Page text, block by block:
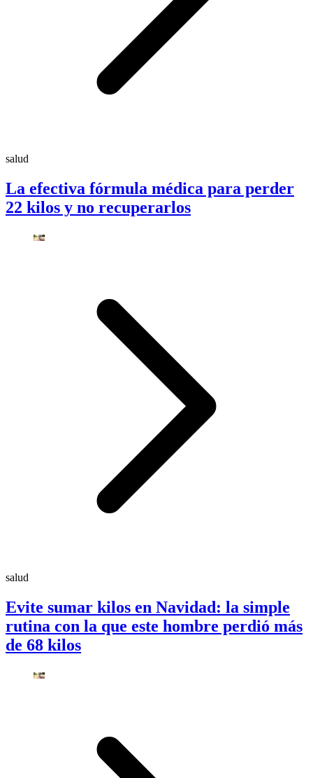
salud
La efectiva fórmula médica para perder
22 kilos y no recuperarlos
salud
Evite sumar kilos en Navidad: la simple
rutina con la que este hombre perdió más
de 68 kilos